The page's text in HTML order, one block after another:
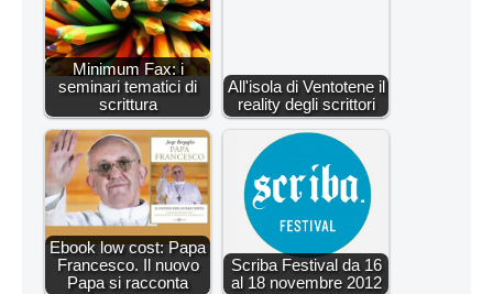
Minimum Fax: i
seminari tematici di
scrittura
All'isola di Ventotene il
reality degli scrittori
Ebook low cost: Papa
Francesco. Il nuovo
Papa si racconta
Scriba Festival da 16
al 18 novembre 2012